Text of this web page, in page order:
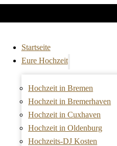
Startseite
Eure Hochzeit
Hochzeit in Bremen
Hochzeit in Bremerhaven
Hochzeit in Cuxhaven
Hochzeit in Oldenburg
Hochzeits-DJ Kosten